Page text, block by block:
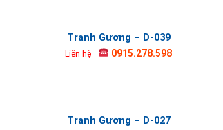
Tranh Gương – D-039
Liên hệ 0915.278.598
Tranh Gương – D-027